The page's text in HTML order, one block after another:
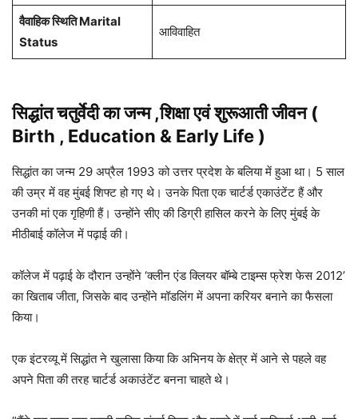
वैवाहिक स्थिति Marital
Status
आविवाहित
सिद्धांत चतुर्वेदी का जन्म ,शिक्षा एवं शुरूआती जीवन (
Birth , Education & Early Life )
सिद्धांत का जन्म 29 अप्रैल 1993 को उत्तर प्रदेश के बलिया में हुआ था। 5 साल
की उम्र में वह मुंबई शिफ्ट हो गए थे। उनके पिता एक चार्टर्ड एकाउंटेंट हैं और
उनकी मां एक गृहिणी हैं। उन्होंने सीए की डिग्री हासिल करने के लिए मुंबई के
मीठीबाई कॉलेज में पढ़ाई की।
कॉलेज में पढ़ाई के दौरान उन्होंने ‘क्लीन एंड क्लियर बॉम्बे टाइम्स फ्रेश फेस 2012’
का खिताब जीता, जिसके बाद उन्होंने मॉडलिंग में अपना करियर बनाने का फैसला
किया।
एक इंटरव्यू में सिद्धांत ने खुलासा किया कि अभिनय के क्षेत्र में आने से पहले वह
अपने पिता की तरह चार्टर्ड अकाउंटेंट बनना चाहते थे।